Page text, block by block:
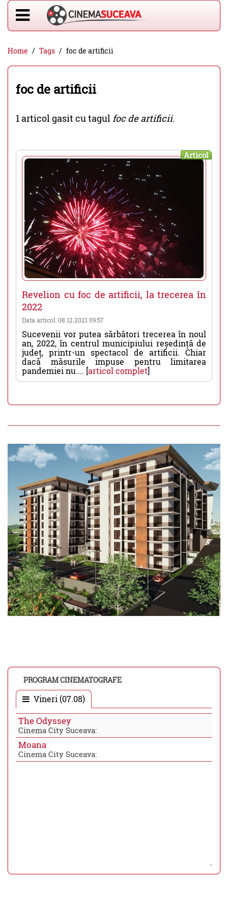
Home Tags foc de artificii
foc de artificii
1 articol gasit cu tagulfoc de artificii.
Articol
Revelion cu foc de artificii, la trecerea în
2022
Data articol: 08.12.2021 09:57
Sucevenii vor putea sărbători trecerea în noul
an, 2022, în centrul municipiului reședință de
județ, printr-un spectacol de artificii. Chiar
dacă măsurile impuse pentru limitarea
pandemiei nu.... [articol complet]
PROGRAM CINEMATOGRAFE
Vineri (07.08)
The Odyssey
Cinema City Suceava:
Moana
Cinema City Suceava: